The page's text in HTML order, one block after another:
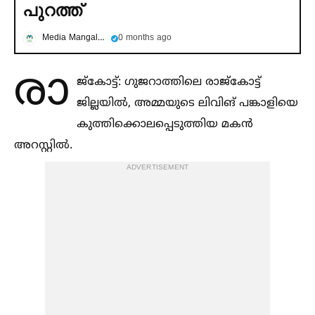
പുറത്ത്
Media Mangalam 0 months ago
രാ ജ്കോട്ട്: ഗുജറാത്തിലെ രാജ്‌കോട്ട്
ജില്ലയില്‍, അമ്മയുടെ ലിവിങ് പങ്കാളിയെ
കുത്തിക്കൊലപ്പെടുത്തിയ മകൻ
അറസ്റ്റില്‍.
ADVERTISEMENT